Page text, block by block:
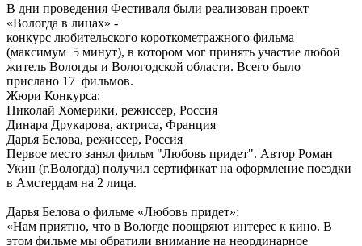
В дни проведения Фестиваля были реализован проект
«Вологда в лицах» -
конкурс любительского короткометражного фильма
(максимум 5 минут), в котором мог принять участие любой
житель Вологды и Вологодской области. Всего было
прислано 17 фильмов.
Жюри Конкурса:
Николай Хомерики, режиссер, Россия
Динара Друкарова, актриса, Франция
Дарья Белова, режиссер, Россия
Первое место занял фильм "Любовь придет". Автор Роман
Укин (г.Вологда) получил сертификат на оформление поездки
в Амстердам на 2 лица.
Дарья Белова о фильме «Любовь придет»:
«Нам приятно, что в Вологде поощряют интерес к кино. В
этом фильме мы обратили внимание на неординарное